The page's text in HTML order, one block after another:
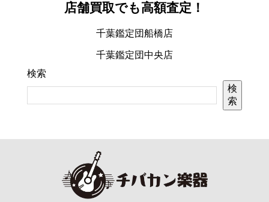
店舗買取でも高額査定！
千葉鑑定団船橋店
千葉鑑定団中央店
検索
検
索